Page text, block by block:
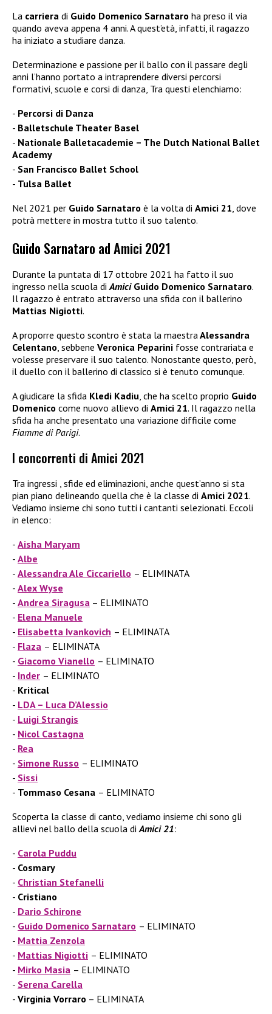
La carriera di Guido Domenico Sarnataro ha preso il via
quando aveva appena 4 anni. A quest’età, infatti, il ragazzo
ha iniziato a studiare danza.
Determinazione e passione per il ballo con il passare degli
anni l’hanno portato a intraprendere diversi percorsi
formativi, scuole e corsi di danza, Tra questi elenchiamo:
Percorsi di Danza
Balletschule Theater Basel
Nationale Balletacademie – The Dutch National Ballet
Academy
San Francisco Ballet School
Tulsa Ballet
Nel 2021 per Guido Sarnataro è la volta di Amici 21, dove
potrà mettere in mostra tutto il suo talento.
Guido Sarnataro ad Amici 2021
Durante la puntata di 17 ottobre 2021 ha fatto il suo
ingresso nella scuola di Amici Guido Domenico Sarnataro.
Il ragazzo è entrato attraverso una sfida con il ballerino
Mattias Nigiotti.
A proporre questo scontro è stata la maestra Alessandra
Celentano , sebbene Veronica Peparini fosse contrariata e
volesse preservare il suo talento. Nonostante questo, però,
il duello con il ballerino di classico si è tenuto comunque.
A giudicare la sfida Kledi Kadiu , che ha scelto proprio Guido
Domenico come nuovo allievo di Amici 21. Il ragazzo nella
sfida ha anche presentato una variazione difficile come
Fiamme di Parigi.
I concorrenti di Amici 2021
Tra ingressi , sfide ed eliminazioni, anche quest’anno si sta
pian piano delineando quella che è la classe di Amici 2021.
Vediamo insieme chi sono tutti i cantanti selezionati. Eccoli
in elenco:
Aisha Maryam
Albe
Alessandra Ale Ciccariello – ELIMINATA
Alex Wyse
Andrea Siragusa – ELIMINATO
Elena Manuele
Elisabetta Ivankovich – ELIMINATA
Flaza – ELIMINATA
Giacomo Vianello – ELIMINATO
Inder – ELIMINATO
Kritical
LDA – Luca D’Alessio
Luigi Strangis
Nicol Castagna
Rea
Simone Russo – ELIMINATO
Sissi
Tommaso Cesana – ELIMINATO
Scoperta la classe di canto, vediamo insieme chi sono gli
allievi nel ballo della scuola di Amici 21:
Carola Puddu
Cosmary
Christian Stefanelli
Cristiano
Dario Schirone
Guido Domenico Sarnataro – ELIMINATO
Mattia Zenzola
Mattias Nigiotti – ELIMINATO
Mirko Masia – ELIMINATO
Serena Carella
Virginia Vorraro – ELIMINATA